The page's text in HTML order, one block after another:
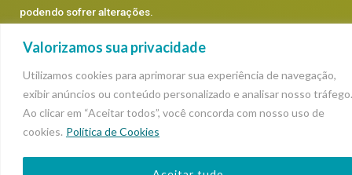
Valorizamos sua privacidade
Utilizamos cookies para aprimorar sua experiência de navegação,
exibir anúncios ou conteúdo personalizado e analisar nosso tráfego.
Ao clicar em “Aceitar todos”, você concorda com nosso uso de
cookies. Política de Cookies
podendo sofrer alterações.